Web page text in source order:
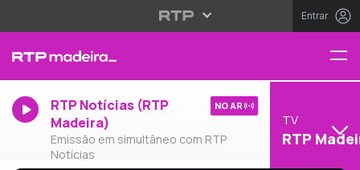
Entrar
RTP Notícias (RTP
Madeira)
Emissão em simultâneo com RTP
Notícias
NO AR
TV
RTP